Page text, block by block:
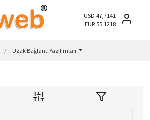
USD 47,7141
EUR 55,1218
Uzak Bağlantı Yazılımları